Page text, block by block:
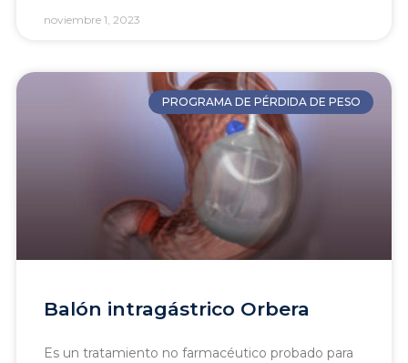
noviembre 1, 2023
PROGRAMA DE PÉRDIDA DE PESO
Balón intragástrico Orbera
Es un tratamiento no farmacéutico probado para